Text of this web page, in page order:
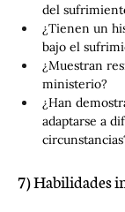
del
¿Tienen un
bajo el
¿Muestran
ministerio?
¿Han
adaptarse a
7) Habilidades